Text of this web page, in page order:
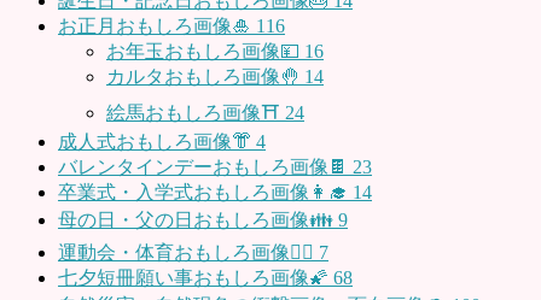
お正月おもしろ画像🎍 116
お年玉おもしろ画像💴 16
カルタおもしろ画像🤚 14
絵馬おもしろ画像⛩ 24
成人式おもしろ画像👘 4
バレンタインデーおもしろ画像🍫 23
卒業式・入学式おもしろ画像👩‍🎓 14
母の日・父の日おもしろ画像👪 9
運動会・体育おもしろ画像🤸‍♂️ 7
七夕短冊願い事おもしろ画像🌠 68